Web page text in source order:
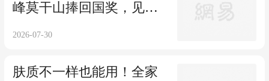
峰莫干山捧回国奖，见证
2026-07-30
肤质不一样也能用！全家